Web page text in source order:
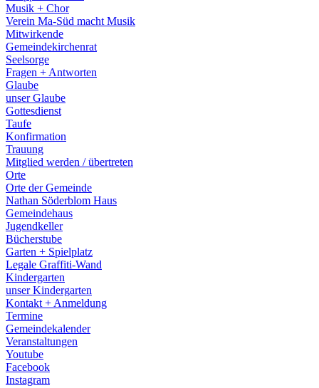
Musik + Chor
Verein Ma-Süd macht Musik
Mitwirkende
Gemeindekirchenrat
Seelsorge
Fragen + Antworten
Glaube
unser Glaube
Gottesdienst
Taufe
Konfirmation
Trauung
Mitglied werden / übertreten
Orte
Orte der Gemeinde
Nathan Söderblom Haus
Gemeindehaus
Jugendkeller
Bücherstube
Garten + Spielplatz
Legale Graffiti-Wand
Kindergarten
unser Kindergarten
Kontakt + Anmeldung
Termine
Gemeindekalender
Veranstaltungen
Youtube
Facebook
Instagram